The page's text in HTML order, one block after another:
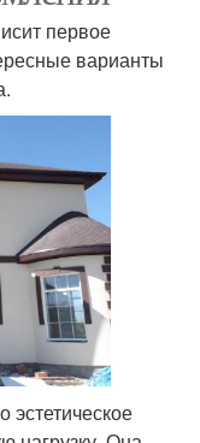
первое
варианты
эстетическое